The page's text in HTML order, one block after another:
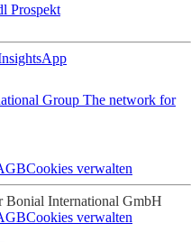
Prospekt
App
Group The network for
Cookies verwalten
International GmbH
Cookies verwalten